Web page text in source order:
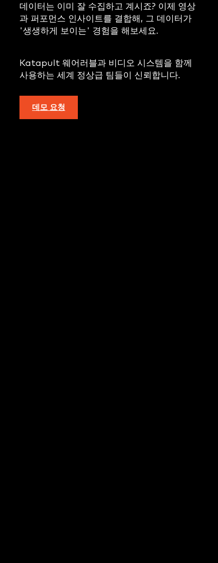
데이터는 이미 잘 수집하고 계시죠? 이제 영상
과 퍼포먼스 인사이트를 결합해, 그 데이터가
'생생하게 보이는' 경험을 해보세요.
Katapult 웨어러블과 비디오 시스템을 함께
사용하는 세계 정상급 팀들이 신뢰합니다.
데모 요청